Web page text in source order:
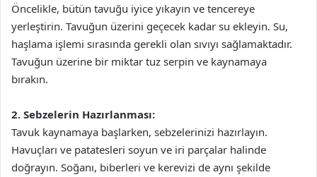
Öncelikle, bütün tavuğu iyice yıkayın ve tencereye
yerleştirin. Tavuğun üzerini geçecek kadar su ekleyin. Su,
haşlama işlemi sırasında gerekli olan sıvıyı sağlamaktadır.
Tavuğun üzerine bir miktar tuz serpin ve kaynamaya
bırakın.
2. Sebzelerin Hazırlanması:
Tavuk kaynamaya başlarken, sebzelerinizi hazırlayın.
Havuçları ve patatesleri soyun ve iri parçalar halinde
doğrayın. Soğanı, biberleri ve kerevizi de aynı şekilde